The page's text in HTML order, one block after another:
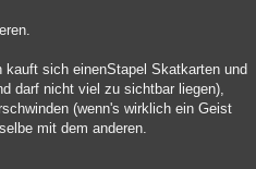
sich einenStapel Skatkarten und
darf nicht viel zu sichtbar liegen),
(wenn's wirklich ein Geist
mit dem anderen.